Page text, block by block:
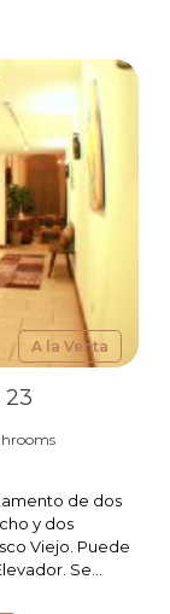
A la Venta
23
de dos
y dos
Viejo. Puede
Se…